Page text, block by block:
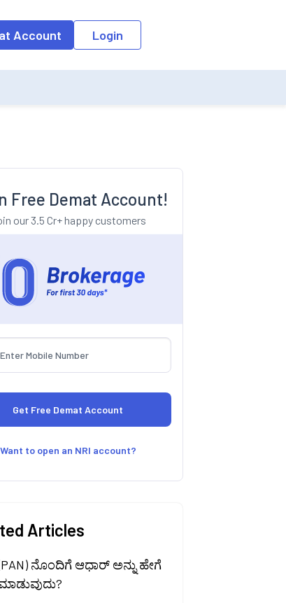
field, the suggestion list will be updated as per the
Account Login
Free Demat Account!
our 3.5 Cr+ happy customers
Want to open an NRI account?
Articles
ನೊಂದಿಗೆ ಆಧಾರ್ ಅನ್ನು ಹೇಗೆ